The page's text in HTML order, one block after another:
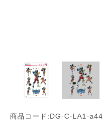
商品コード:DG-C-LA1-a44